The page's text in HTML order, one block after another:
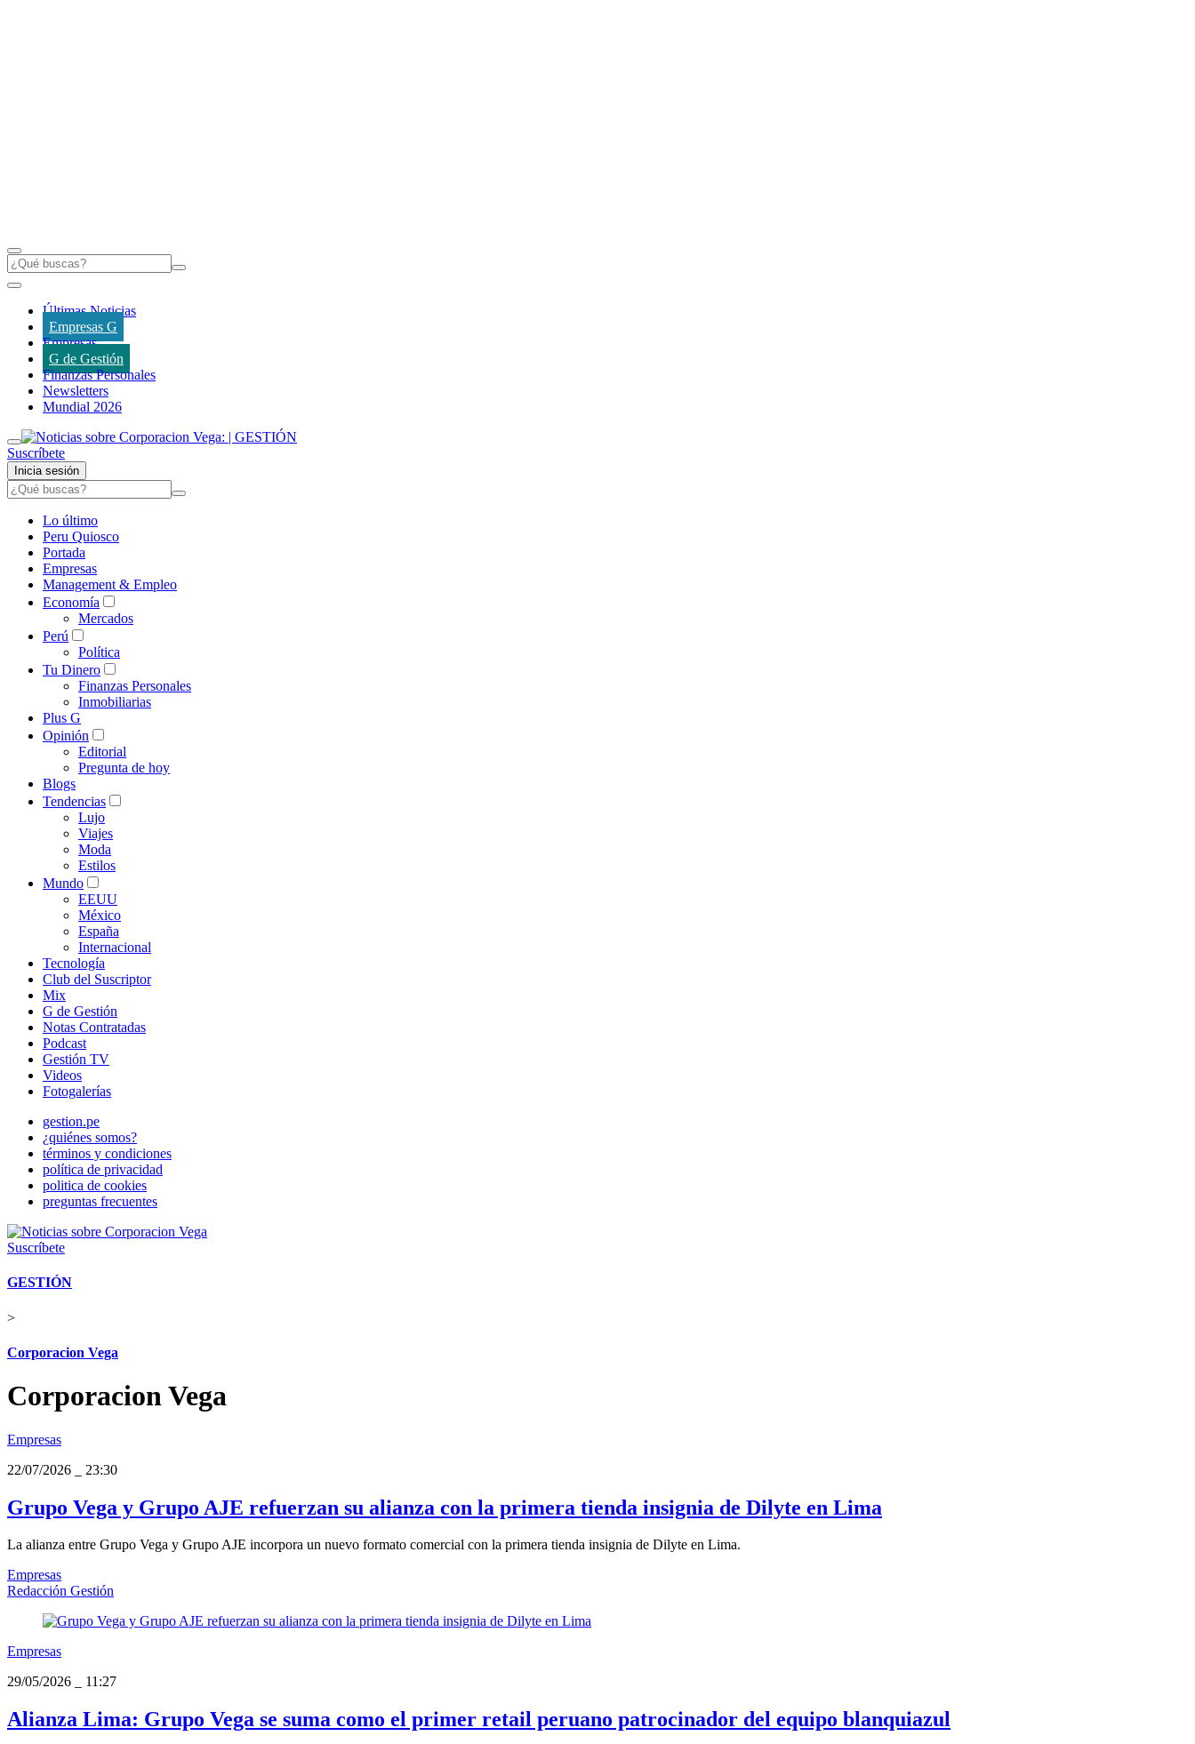
Últimas Noticias
Empresas G
Empresas
G de Gestión
Finanzas Personales
Newsletters
Mundial 2026
Suscríbete
Inicia sesión
Lo último
Peru Quiosco
Portada
Empresas
Management & Empleo
Economía
Mercados
Perú
Política
Tu Dinero
Finanzas Personales
Inmobiliarias
Plus G
Opinión
Editorial
Pregunta de hoy
Blogs
Tendencias
Lujo
Viajes
Moda
Estilos
Mundo
EEUU
México
España
Internacional
Tecnología
Club del Suscriptor
Mix
G de Gestión
Notas Contratadas
Podcast
Gestión TV
Videos
Fotogalerías
gestion.pe
¿quiénes somos?
términos y condiciones
política de privacidad
politica de cookies
preguntas frecuentes
Suscríbete
GESTIÓN
>
Corporacion Vega
Corporacion Vega
Empresas
22/07/2026
23:30
Grupo Vega y Grupo AJE refuerzan su alianza con la primera tienda insignia de Dilyte en Lima
La alianza entre Grupo Vega y Grupo AJE incorpora un nuevo formato comercial con la primera tienda insignia de Dilyte en Lima.
Empresas
Redacción Gestión
Empresas
29/05/2026
11:27
Alianza Lima: Grupo Vega se suma como el primer retail peruano patrocinador del equipo blanquiazul